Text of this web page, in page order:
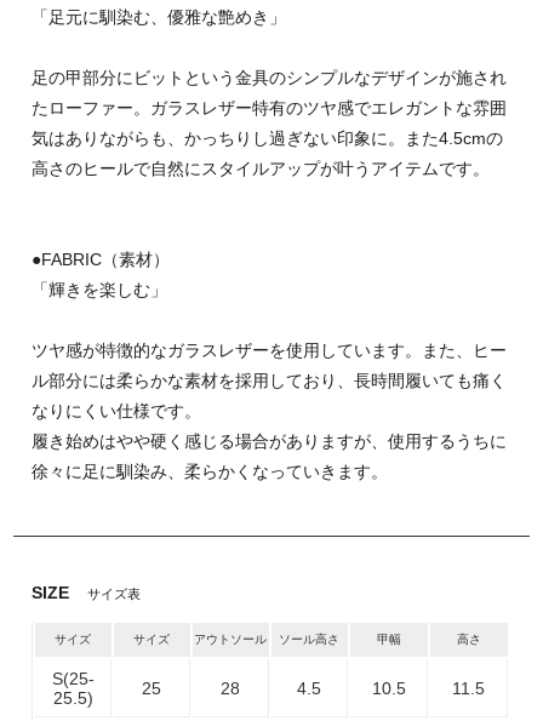
「足元に馴染む、優雅な艶めき」
足の甲部分にビットという金具のシンプルなデザインが施され
たローファー。ガラスレザー特有のツヤ感でエレガントな雰囲
気はありながらも、かっちりし過ぎない印象に。また4.5cmの
高さのヒールで自然にスタイルアップが叶うアイテムです。
●FABRIC（素材）
「輝きを楽しむ」
ツヤ感が特徴的なガラスレザーを使用しています。また、ヒー
ル部分には柔らかな素材を採用しており、長時間履いても痛く
なりにくい仕様です。
履き始めはやや硬く感じる場合がありますが、使用するうちに
徐々に足に馴染み、柔らかくなっていきます。
SIZE サイズ表
サイズ サイズ アウトソール ソール高さ 甲幅 高さ
S(25-
25.5)
25 28 4.5 10.5 11.5